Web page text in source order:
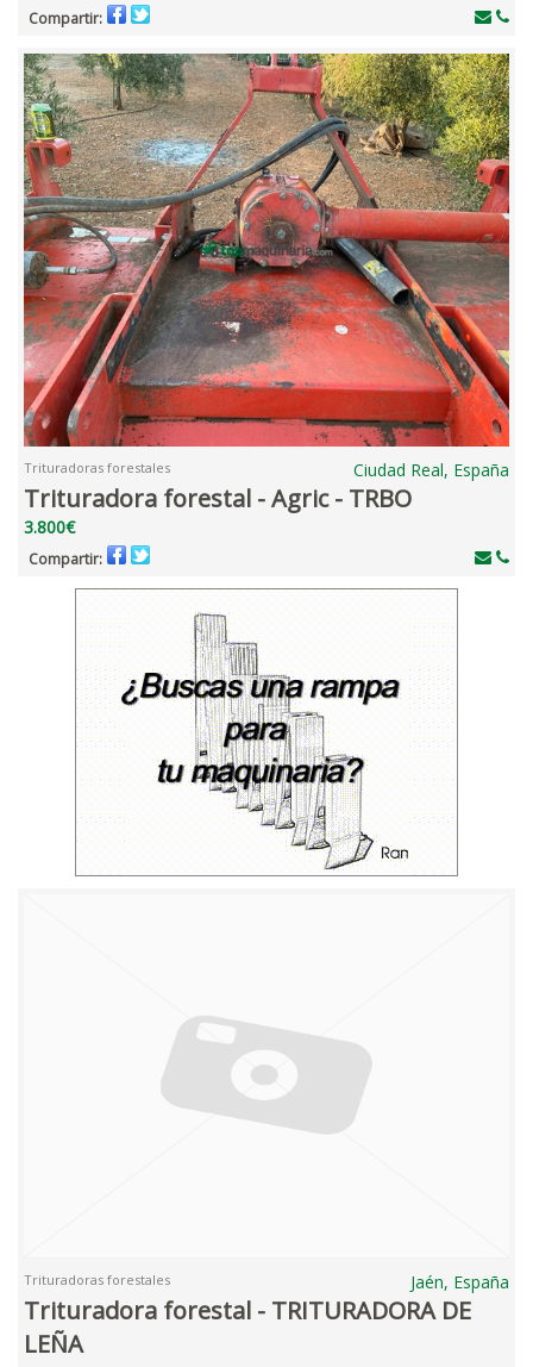
Compartir:
Trituradoras forestales Ciudad Real, España
Trituradora forestal - Agric - TRBO
3.800€
Compartir:
Trituradoras forestales Jaén, España
Trituradora forestal - TRITURADORA DE
LEÑA